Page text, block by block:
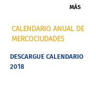
MÁS
CALENDARIO ANUAL DE
MERCOCIUDADES
DESCARGUE CALENDARIO
2018